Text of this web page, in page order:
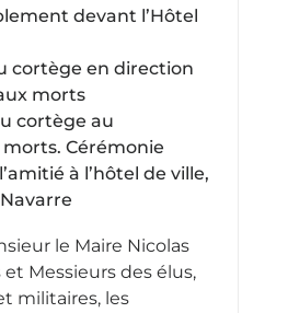
devant l’Hôtel
cortège en direction
morts
cortège au
Cérémonie
à l’hôtel de ville,
le Maire Nicolas
Messieurs des élus,
militaires, les